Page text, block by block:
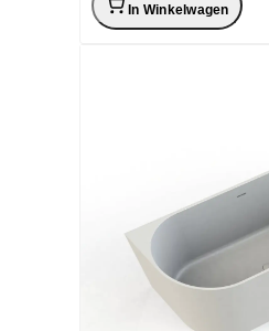
In Winkelwagen